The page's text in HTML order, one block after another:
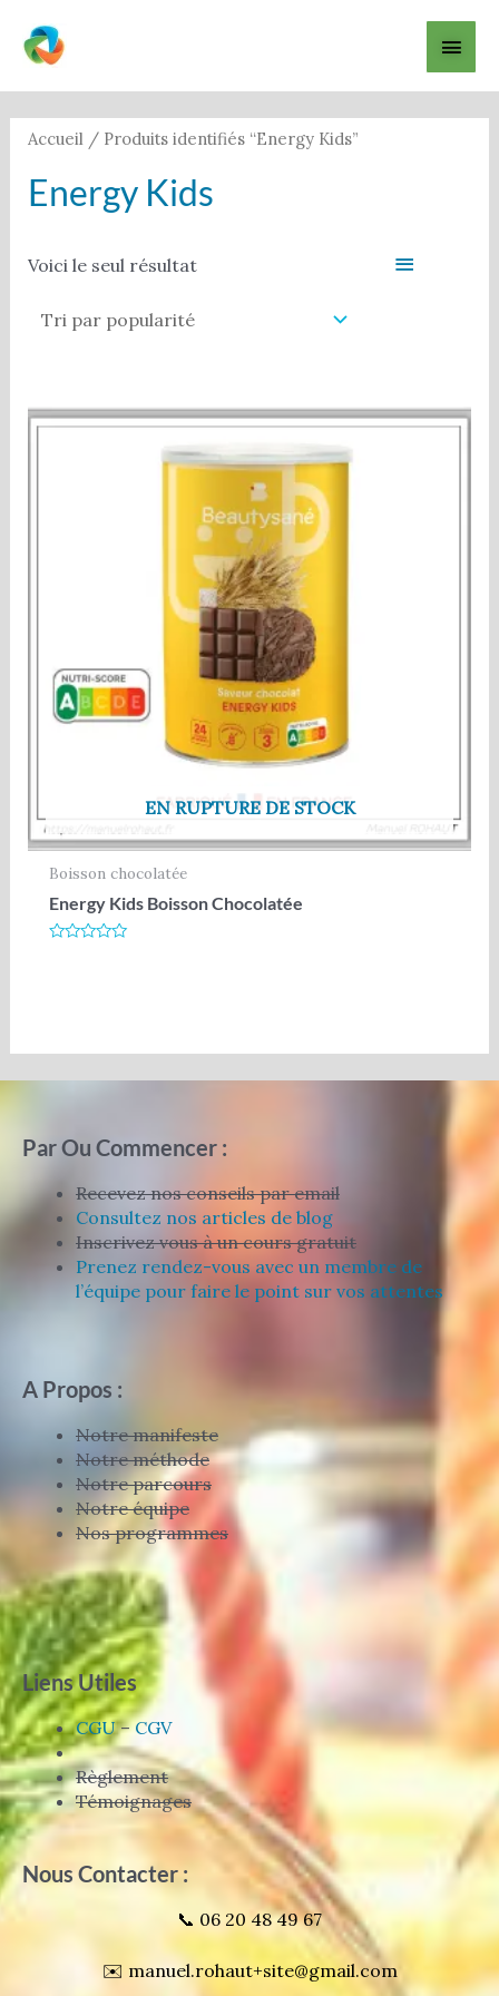
contenu
Accueil/ Produits identifiés “Energy Kids”
Energy Kids
Voici le seul résultat
EN RUPTURE DE STOCK
Boisson chocolatée
Energy Kids Boisson Chocolatée
Par Ou Commencer :
Recevez nos conseils par email
Consultez nos articles de blog
Inscrivez vous à un cours gratuit
Prenez rendez-vous avec un membre de
l’équipe pour faire le point sur vos attentes
A Propos :
Notre manifeste
Notre méthode
Notre parcours
Notre équipe
Nos programmes
Liens Utiles
CGU–CGV
Règlement
Témoignages
Nous Contacter :
📞 06 20 48 49 67
✉️ manuel.rohaut+site@gmail.com